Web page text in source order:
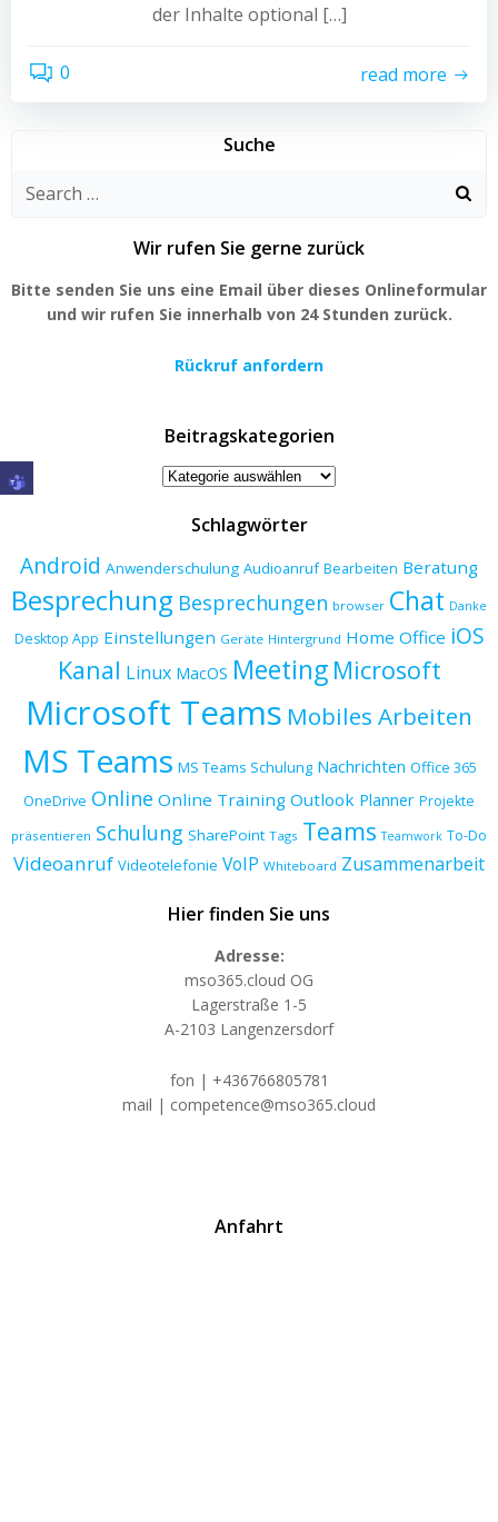
der Inhalte optional […]
0 read more
Suche
Search
Wir rufen Sie gerne zurück
Bitte senden Sie uns eine Email über dieses Onlineformular
und wir rufen Sie innerhalb von 24 Stunden zurück.
Rückruf anfordern
Beitragskategorien
Beitragskategorien
Schlagwörter
Android Anwenderschulung Audioanruf Bearbeiten Beratung
Besprechung Besprechungen browser Chat Danke
Desktop App Einstellungen Geräte Hintergrund Home Office iOS
Kanal Linux MacOS Meeting Microsoft
Microsoft Teams Mobiles Arbeiten
MS Teams MS Teams Schulung Nachrichten Office 365
OneDrive Online Online Training Outlook Planner Projekte
präsentieren Schulung SharePoint Tags Teams Teamwork To-Do
Videoanruf Videotelefonie VoIP Whiteboard Zusammenarbeit
Hier finden Sie uns
Adresse:
mso365.cloud OG
Lagerstraße 1-5
A-2103 Langenzersdorf
fon | +436766805781
mail | competence@mso365.cloud
Anfahrt